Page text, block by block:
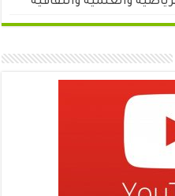
والعلمية والثقافية